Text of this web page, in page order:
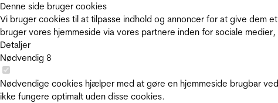
Denne side bruger cookies
Vi bruger cookies til at tilpasse indhold og annoncer for at give dem
bruger vores hjemmeside via vores partnere inden for sociale
Detaljer
Nødvendig 8
Nødvendige cookies hjælper med at gøre en hjemmeside brugbar
ikke fungere optimalt uden disse cookies.